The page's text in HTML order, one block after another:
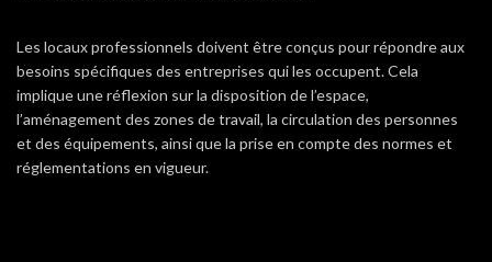
Les locaux professionnels doivent être conçus pour répondre aux
besoins spécifiques des entreprises qui les occupent.Cela
implique une réflexion sur la disposition de l’espace,
l’aménagement des zones de travail, la circulation des personnes
et des équipements, ainsi que la prise en compte des normes et
réglementations en vigueur.